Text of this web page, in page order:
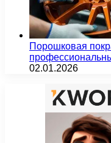
Порошковая
02.01.2026